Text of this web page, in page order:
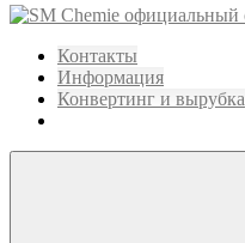
Контакты
Информация
Конвертинг и вырубка